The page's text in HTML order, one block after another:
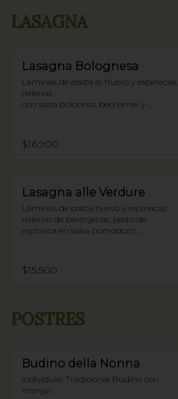
LASAGNA
Lasagna Bolognesa
Láminas de pasta al huevo y espinacas,
rellenas
con salsa boloñesa, bechamel y
$16.900
Lasagna alle Verdure
Láminas de pasta huevo y espinacas
rellenas de berenjenas, pesto de
espinaca en salsa pomodoro,
$15.500
POSTRES
Budino della Nonna
Individual. Tradicional Budino con
manjar